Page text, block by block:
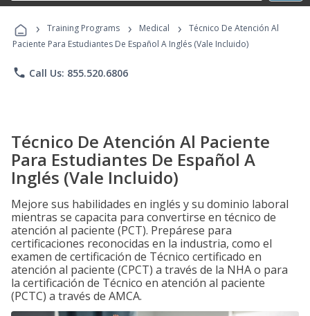
Programs
› Training Programs › Medical ›
Técnico De Atención Al
Paciente Para Estudiantes De Español A Inglés (Vale Incluido)
phone Call Us: 855.520.6806
Técnico De Atención Al Paciente
Para Estudiantes De Español A
Inglés (Vale Incluido)
Mejore sus habilidades en inglés y su dominio laboral
mientras se capacita para convertirse en técnico de
atención al paciente (PCT). Prepárese para
certificaciones reconocidas en la industria, como el
examen de certificación de Técnico certificado en
atención al paciente (CPCT) a través de la NHA o para
la certificación de Técnico en atención al paciente
(PCTC) a través de AMCA.